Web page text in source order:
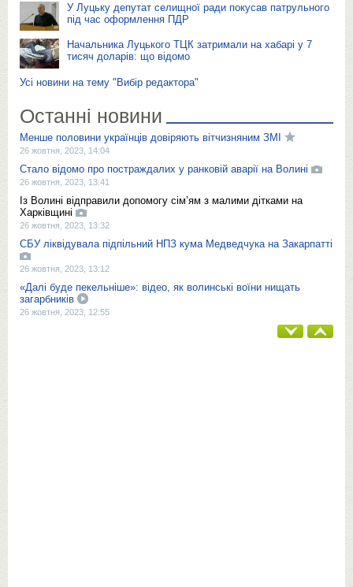
У Луцьку депутат селищної ради покусав патрульного
під час оформлення ПДР
Начальника Луцького ТЦК затримали на хабарі у 7
тисяч доларів: що відомо
Усі новини на тему "Вибір редактора"
Останні новини
Менше половини українців довіряють вітчизняним ЗМІ
26 жовтня, 2023, 14:04
Стало відомо про постраждалих у ранковій аварії на Волині
26 жовтня, 2023, 13:41
Із Волині відправили допомогу сім’ям з малими дітками на
Харківщині
26 жовтня, 2023, 13:32
СБУ ліквідувала підпільний НПЗ кума Медведчука на Закарпатті
26 жовтня, 2023, 13:12
«Далі буде пекельніше»: відео, як волинські воїни нищать
загарбників
26 жовтня, 2023, 12:55